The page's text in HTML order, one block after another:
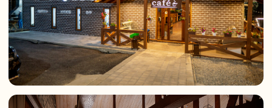
Время работы ресторана
08:00 – 11:00
Завтрак